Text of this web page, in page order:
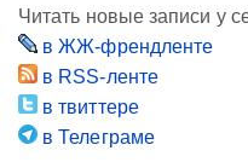
Читать новые записи у
в ЖЖ-френдленте
в RSS-ленте
в твиттере
в Телеграме